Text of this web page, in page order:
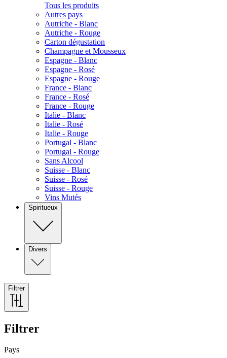
Tous les produits
Autres pays
Autriche - Blanc
Autriche - Rouge
Carton dégustation
Champagne et Mousseux
Espagne - Blanc
Espagne - Rosé
Espagne - Rouge
France - Blanc
France - Rosé
France - Rouge
Italie - Blanc
Italie - Rosé
Italie - Rouge
Portugal - Blanc
Portugal - Rouge
Sans Alcool
Suisse - Blanc
Suisse - Rosé
Suisse - Rouge
Vins Mutés
Spiritueux
Divers
Filtrer
Filtrer
Pays